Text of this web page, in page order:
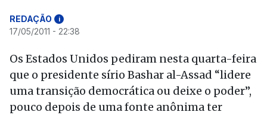
REDAÇÃO i
17/05/2011 - 22:38
Os Estados Unidos pediram nesta quarta-feira
que o presidente sírio Bashar al-Assad “lidere
uma transição democrática ou deixe o poder”,
pouco depois de uma fonte anônima ter